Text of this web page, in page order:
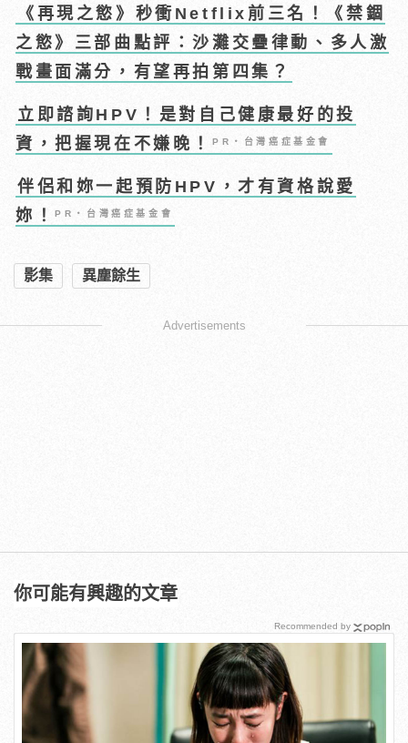
《再現之慾》秒衝Netflix前三名！《禁錮
之慾》三部曲點評：沙灘交疊律動、多人激
戰畫面滿分，有望再拍第四集？
立即諮詢HPV！是對自己健康最好的投
資，把握現在不嫌晚！PR・台灣癌症基金會
伴侶和妳一起預防HPV，才有資格說愛
妳！PR・台灣癌症基金會
影集 異塵餘生
Advertisements
你可能有興趣的文章
Recommended by